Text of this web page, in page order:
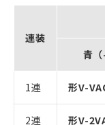
連装
青（
1連 形V-
2連 形V-